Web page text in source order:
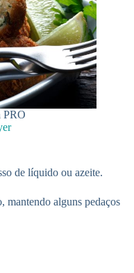
PRO
de líquido ou azeite.
mantendo alguns pedaços